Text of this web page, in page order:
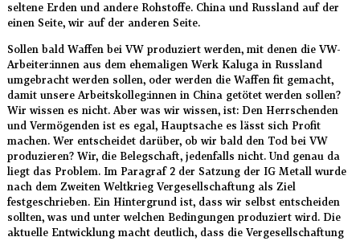
seltene Erden und andere Rohstoffe. China und Russland auf der
einen Seite, wir auf der anderen Seite.
Sollen bald Waffen bei VW produziert werden, mit denen die VW-
Arbeiter:innen aus dem ehemaligen Werk Kaluga in Russland
umgebracht werden sollen, oder werden die Waffen fit gemacht,
damit unsere Arbeitskolleg:innen in China getötet werden sollen?
Wir wissen es nicht. Aber was wir wissen, ist: Den Herrschenden
und Vermögenden ist es egal, Hauptsache es lässt sich Profit
machen. Wer entscheidet darüber, ob wir bald den Tod bei VW
produzieren? Wir, die Belegschaft, jedenfalls nicht. Und genau da
liegt das Problem. Im Paragraf 2 der Satzung der IG Metall wurde
nach dem Zweiten Weltkrieg Vergesellschaftung als Ziel
festgeschrieben. Ein Hintergrund ist, dass wir selbst entscheiden
sollten, was und unter welchen Bedingungen produziert wird. Die
aktuelle Entwicklung macht deutlich, dass die Vergesellschaftung